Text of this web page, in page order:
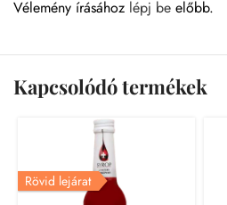
Vélemény írásához lépj be előbb.
Kapcsolódó termékek
Rövid lejárat